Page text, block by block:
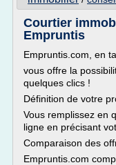
Courtier
Empruntis
Empruntis.com, en
vous offre la
quelques clics !
Définition de votre
Vous remplissez en
ligne en précisant
Comparaison des
Empruntis.com